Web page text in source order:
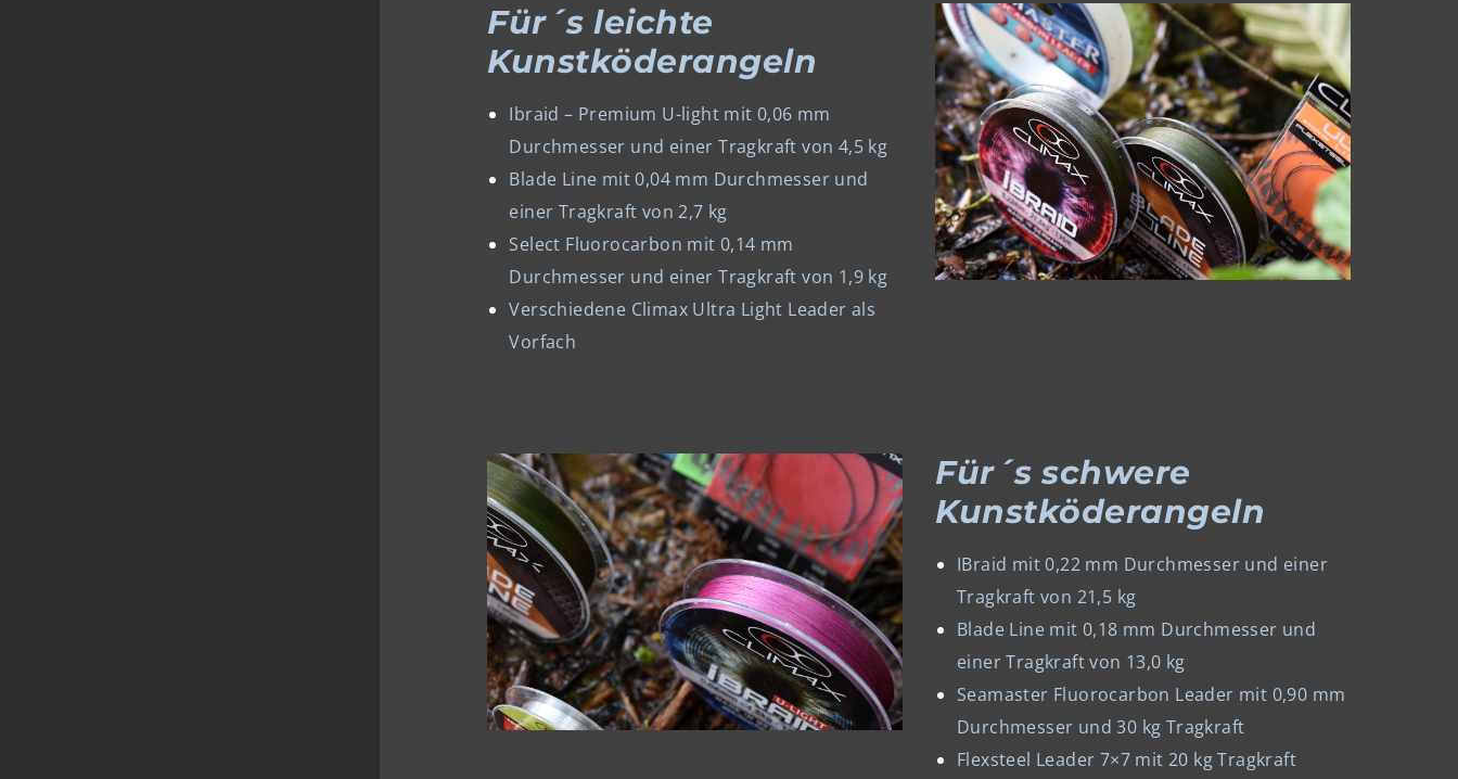
Für´s leichte
Kunstköderangeln
Ibraid – Premium U-light mit 0,06 mm
Durchmesser und einer Tragkraft von 4,5 kg
Blade Line mit 0,04 mm Durchmesser und
einer Tragkraft von 2,7 kg
Select Fluorocarbon mit 0,14 mm
Durchmesser und einer Tragkraft von 1,9 kg
Verschiedene Climax Ultra Light Leader als
Vorfach
Für´s schwere
Kunstköderangeln
IBraid mit 0,22 mm Durchmesser und einer
Tragkraft von 21,5 kg
Blade Line mit 0,18 mm Durchmesser und
einer Tragkraft von 13,0 kg
Seamaster Fluorocarbon Leader mit 0,90 mm
Durchmesser und 30 kg Tragkraft
Flexsteel Leader 7×7 mit 20 kg Tragkraft